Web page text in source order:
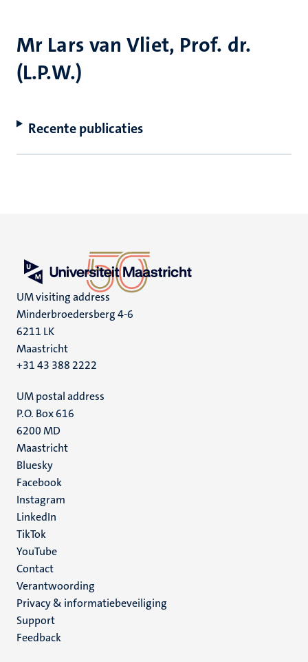
Mr Lars van Vliet, Prof. dr.
(L.P.W.)
Recente publicaties
UM visiting address
Minderbroedersberg 4-6
6211 LK
Maastricht
+31 43 388 2222
UM postal address
P.O. Box 616
6200 MD
Maastricht
Social
media
Bluesky
Facebook
Instagram
LinkedIn
TikTok
YouTube
Menu
footer
(NL)
Contact
Verantwoording
Privacy & informatiebeveiliging
Support
Feedback